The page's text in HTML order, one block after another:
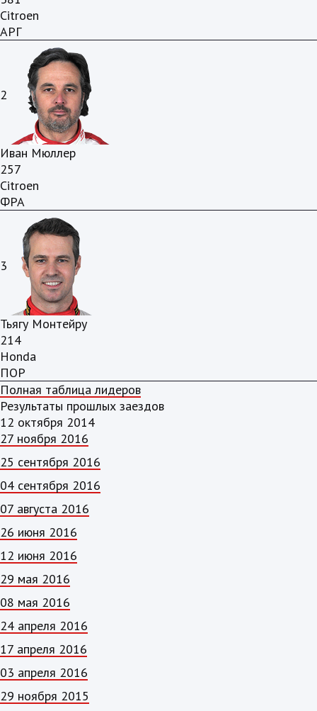
Citroen
АРГ
2
Иван Мюллер
257
Citroen
ФРА
3
Тьягу Монтейру
214
Honda
ПОР
Полная таблица лидеров
Результаты прошлых заездов
12 октября 2014
27 ноября 2016
25 сентября 2016
04 сентября 2016
07 августа 2016
26 июня 2016
12 июня 2016
29 мая 2016
08 мая 2016
24 апреля 2016
17 апреля 2016
03 апреля 2016
29 ноября 2015